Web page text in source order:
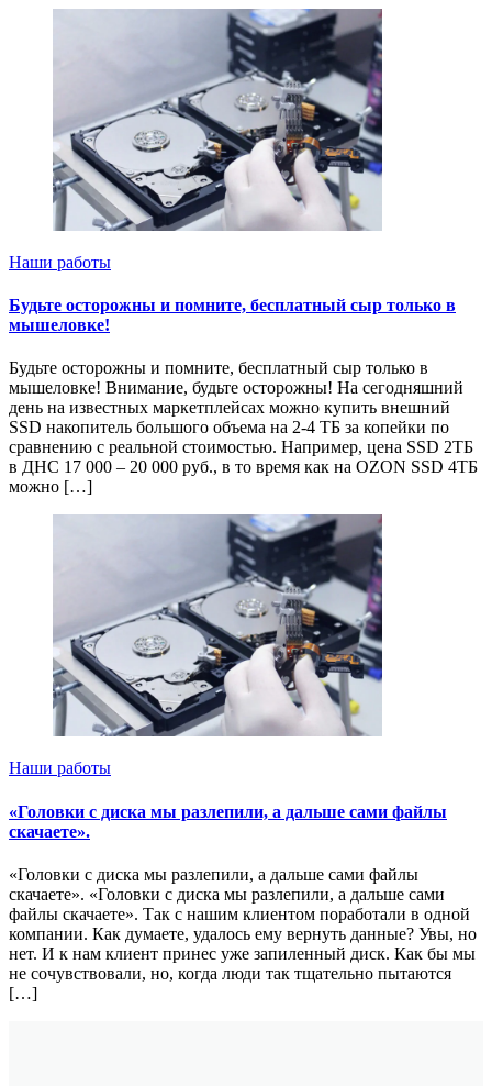
Наши работы
Будьте осторожны и помните, бесплатный сыр только в
мышеловке!
Будьте осторожны и помните, бесплатный сыр только в
мышеловке! Внимание, будьте осторожны! На сегодняшний
день на известных маркетплейсах можно купить внешний
SSD накопитель большого объема на 2-4 ТБ за копейки по
сравнению с реальной стоимостью. Например, цена SSD 2ТБ
в ДНС 17 000 – 20 000 руб., в то время как на OZON SSD 4ТБ
можно […]
Наши работы
«Головки с диска мы разлепили, а дальше сами файлы
скачаете».
«Головки с диска мы разлепили, а дальше сами файлы
скачаете». «Головки с диска мы разлепили, а дальше сами
файлы скачаете». Так с нашим клиентом поработали в одной
компании. Как думаете, удалось ему вернуть данные? Увы, но
нет. И к нам клиент принес уже запиленный диск. Как бы мы
не сочувствовали, но, когда люди так тщательно пытаются
[…]